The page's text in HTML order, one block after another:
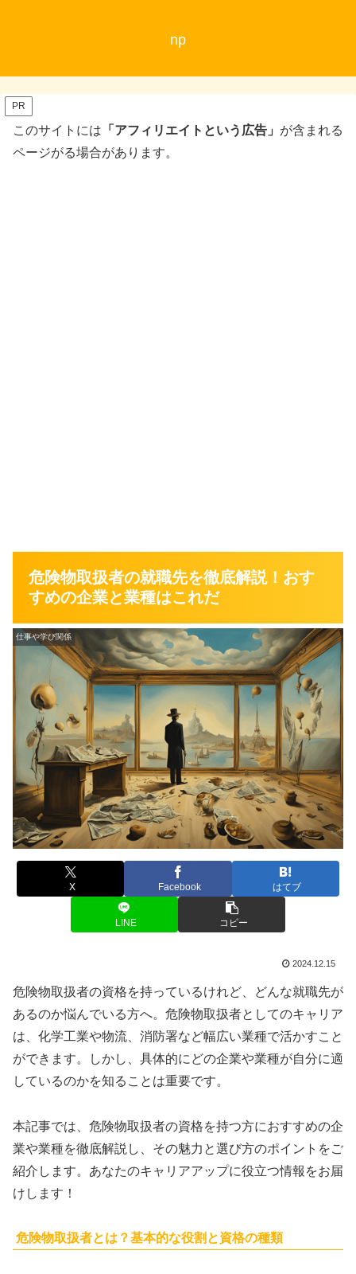
np
PR
このサイトには 「アフィリエイトという広告」 が含まれる
ページがる場合があります。
危険物取扱者の就職先を徹底解説！おす
すめの企業と業種はこれだ
仕事や学び関係
X Facebook はてブ
LINE コピー
2024.12.15
危険物取扱者の資格を持っているけれど、どんな就職先が
あるのか悩んでいる方へ。危険物取扱者としてのキャリア
は、化学工業や物流、消防署など幅広い業種で活かすこと
ができます。しかし、具体的にどの企業や業種が自分に適
しているのかを知ることは重要です。
本記事では、危険物取扱者の資格を持つ方におすすめの企
業や業種を徹底解説し、その魅力と選び方のポイントをご
紹介します。あなたのキャリアアップに役立つ情報をお届
けします！
危険物取扱者とは？基本的な役割と資格の種類